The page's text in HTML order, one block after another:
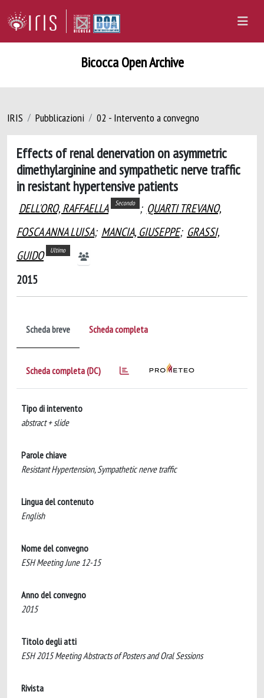
Bicocca Open Archive
IRIS Pubblicazioni 02 - Intervento a convegno
Effects of renal denervation on asymmetric
dimethylarginine and sympathetic nerve traffic
in resistant hypertensive patients
DELL'ORO, RAFFAELLA Secondo ; QUARTI TREVANO,
FOSCA ANNA LUISA; MANCIA, GIUSEPPE; GRASSI,
GUIDO
Ultimo
2015
Scheda breve Scheda completa
Scheda completa (DC)
Tipo di intervento
abstract + slide
Parole chiave
Resistant Hypertension, Sympathetic nerve traffic
Lingua del contenuto
English
Nome del convegno
ESH Meeting June 12-15
Anno del convegno
2015
Titolo degli atti
ESH 2015 Meeting Abstracts of Posters and Oral Sessions
Rivista